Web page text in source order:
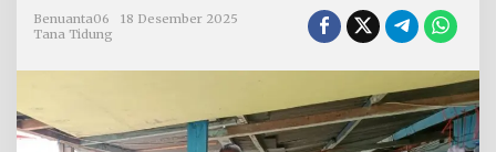
T
i
d
Benuanta06
18 Desember 2025
Tana Tidung